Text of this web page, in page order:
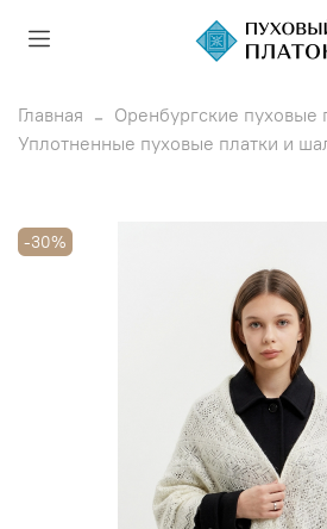
Главная
Оренбургские пуховые
Уплотненные пуховые платки и
-30%